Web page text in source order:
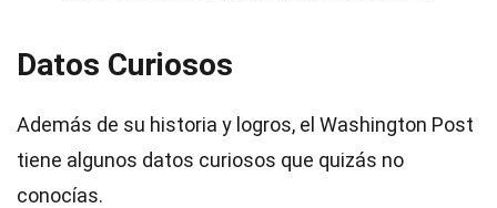
Datos Curiosos
Además de su historia y logros, el Washington Post
tiene algunos datos curiosos que quizás no
conocías.